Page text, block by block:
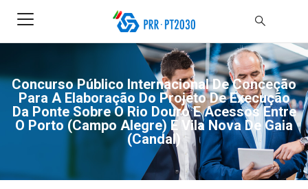
Concurso Público Internacional De Conceção
Para A Elaboração Do Projeto De Execução
Da Ponte Sobre O Rio Douro E Acessos Entre
O Porto (Campo Alegre) E Vila Nova De Gaia
(Candal)